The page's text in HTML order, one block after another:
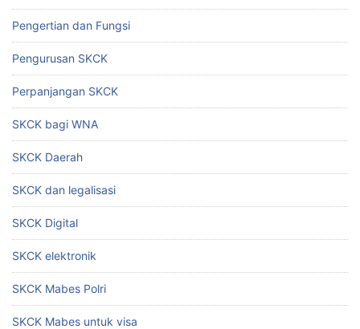
Pengertian dan Fungsi
Pengurusan SKCK
Perpanjangan SKCK
SKCK bagi WNA
SKCK Daerah
SKCK dan legalisasi
SKCK Digital
SKCK elektronik
SKCK Mabes Polri
SKCK Mabes untuk visa